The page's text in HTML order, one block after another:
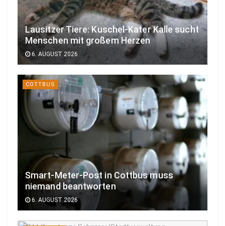
Lausitzer Tiere: Kuschel-Kater Kalle sucht
Menschen mit großem Herzen
6. AUGUST 2026
COTTBUS
Smart-Meter-Post in Cottbus muss
niemand beantworten
6. AUGUST 2026